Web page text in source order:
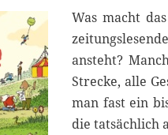
2
0
2
6
Was macht
ansteht?
Strecke, alle
man fast ein
die tatsächlich